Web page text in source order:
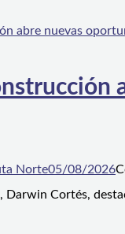
Norte05/08/2026
Darwin Cortés,